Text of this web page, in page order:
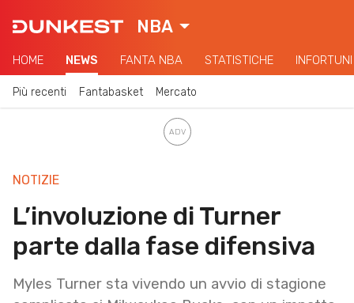
NBA
HOME NEWS FANTA NBA STATISTICHE INFORTUNI
Più recenti Fantabasket Mercato
NOTIZIE
L’involuzione di Turner
parte dalla fase difensiva
Myles Turner sta vivendo un avvio di stagione